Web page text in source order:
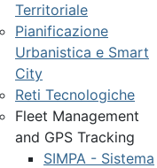
Territoriale
Pianificazione
Urbanistica e Smart
City
Reti Tecnologiche
Fleet Management
and GPS Tracking
SIMPA - Sistema